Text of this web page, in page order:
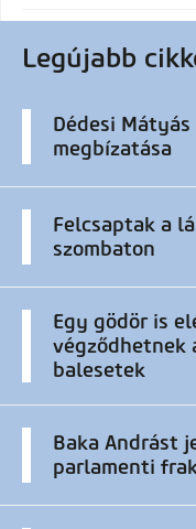
Legújabb
Dédesi
megbízatása
Felcsaptak a
szombaton
Egy gödör is
végződhetnek
balesetek
Baka Andrást
parlamenti